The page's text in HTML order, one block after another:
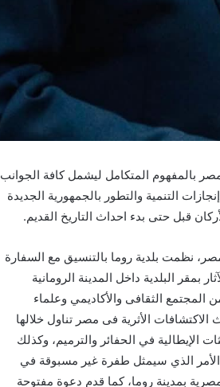
بالمفهوم المتكامل ليشمل كافة الجوانب
التنمية والتطور بالجمهورية الجديدة
قبل حتى بدء احداث التاريخ القديم.
نظمت بلدية روما بالتنسيق مع السفارة
البلدية داخل المدينة الرومانية
الثقافى والأكاديمي وعلماء
الأثرية فى مصر تناول خلالها
الإيطالية في الحفائر والترميم، وكذلك
الذي سيمثل طفرة غير مسبوقة في
بمدينة روما، كما قدم دعوة مفتوحة